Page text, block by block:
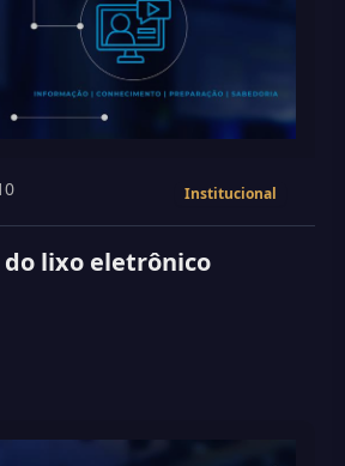
Institucional
lixo eletrônico